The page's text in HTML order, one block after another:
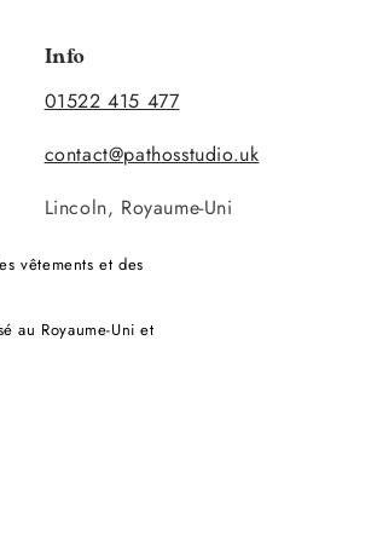
Info
01522 415 477
contact@pathosstudio.uk
Lincoln, Royaume-Uni
vêtements et des
au Royaume-Uni et